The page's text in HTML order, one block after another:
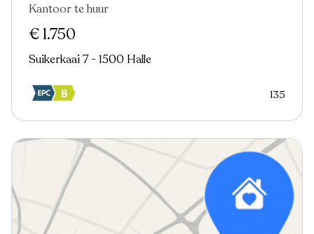
Kantoor te huur
€ 1.750
Suikerkaai 7 - 1500 Halle
135